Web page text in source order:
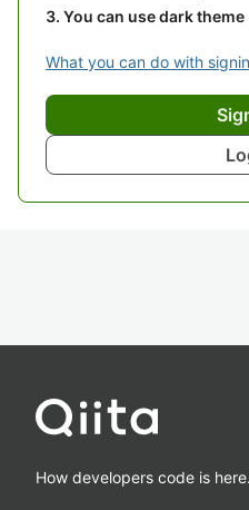
You can use dark theme
What you can do with
How developers code is here.